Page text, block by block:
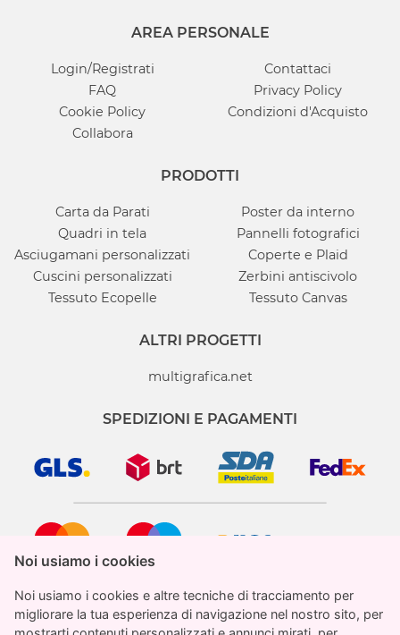
Noi usiamo i cookies
Noi usiamo i cookies e altre tecniche di tracciamento per
migliorare la tua esperienza di navigazione nel nostro sito, per
Noi usiamo i cookies
Noi usiamo i cookies e altre tecniche di tracciamento per
migliorare la tua esperienza di navigazione nel nostro sito, per
AREA PERSONALE
Login/Registrati
Contattaci
FAQ
Privacy Policy
Cookie Policy
Condizioni d'Acquisto
Collabora
PRODOTTI
Carta da Parati
Poster da interno
Quadri in tela
Pannelli fotografici
Asciugamani personalizzati
Coperte e Plaid
Cuscini personalizzati
Zerbini antiscivolo
Tessuto Ecopelle
Tessuto Canvas
ALTRI PROGETTI
multigrafica.net
SPEDIZIONI E PAGAMENTI